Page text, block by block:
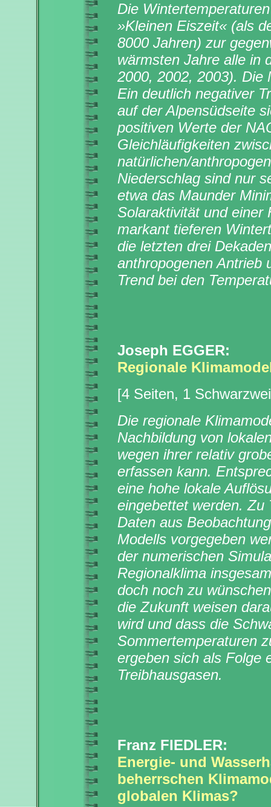
Die
»Kleinen Eiszeit« (als
8000 Jahren) zur
wärmsten Jahre alle in
2000, 2002, 2003). Die
Ein deutlich negativer
auf der Alpensüdseite
positiven Werte der
Gleichläufigkeiten
natürlichen/
Niederschlag sind nur
etwa das Maunder
Solaraktivität und einer
markant tieferen
die letzten drei
anthropogenen Antrieb
Trend bei den
Joseph EGGER:
Regionale
[4 Seiten, 1
Die regionale
Nachbildung von
wegen ihrer relativ
erfassen kann.
eine hohe lokale
eingebettet werden. Zu
Daten aus
Modells vorgegeben
der numerischen
Regionalklima
doch noch zu
die Zukunft weisen
wird und dass die
Sommertemperaturen
ergeben sich als Folge
Treibhausgasen.
Franz FIEDLER:
Energie- und
beherrschen
globalen Klimas?